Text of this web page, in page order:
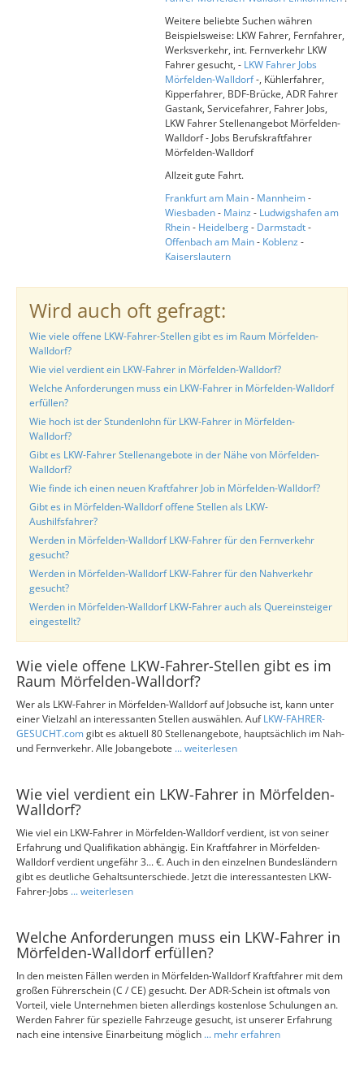
Weitere beliebte Suchen währen
Beispielsweise: LKW Fahrer, Fernfahrer,
Werksverkehr, int. Fernverkehr LKW
Fahrer gesucht, - LKW Fahrer Jobs
Mörfelden-Walldorf-, Kühlerfahrer,
Kipperfahrer, BDF-Brücke, ADR Fahrer
Gastank, Servicefahrer, Fahrer Jobs,
LKW Fahrer Stellenangebot Mörfelden-
Walldorf - Jobs Berufskraftfahrer
Mörfelden-Walldorf
Allzeit gute Fahrt.
Frankfurt am Main- Mannheim-
Wiesbaden- Mainz - Ludwigshafen am
Rhein- Heidelberg- Darmstadt-
Offenbach am Main- Koblenz -
Kaiserslautern
Wird auch oft gefragt:
Wie viele offene LKW-Fahrer-Stellen gibt es im Raum Mörfelden-
Walldorf?
Wie viel verdient ein LKW-Fahrer in Mörfelden-Walldorf?
Welche Anforderungen muss ein LKW-Fahrer in Mörfelden-Walldorf
erfüllen?
Wie hoch ist der Stundenlohn für LKW-Fahrer in Mörfelden-
Walldorf?
Gibt es LKW-Fahrer Stellenangebote in der Nähe von Mörfelden-
Walldorf?
Wie finde ich einen neuen Kraftfahrer Job in Mörfelden-Walldorf?
Gibt es in Mörfelden-Walldorf offene Stellen als LKW-
Aushilfsfahrer?
Werden in Mörfelden-Walldorf LKW-Fahrer für den Fernverkehr
gesucht?
Werden in Mörfelden-Walldorf LKW-Fahrer für den Nahverkehr
gesucht?
Werden in Mörfelden-Walldorf LKW-Fahrer auch als Quereinsteiger
eingestellt?
Wie viele offene LKW-Fahrer-Stellen gibt es im
Raum Mörfelden-Walldorf?
Wer als LKW-Fahrer in Mörfelden-Walldorf auf Jobsuche ist, kann unter
einer Vielzahl an interessanten Stellen auswählen. AufLKW-FAHRER-
GESUCHT.comgibt es aktuell 80 Stellenangebote, hauptsächlich im Nah-
und Fernverkehr. Alle Jobangebote ... weiterlesen
Wie viel verdient ein LKW-Fahrer in Mörfelden-
Walldorf?
Wie viel ein LKW-Fahrer in Mörfelden-Walldorf verdient, ist von seiner
Erfahrung und Qualifikation abhängig. Ein Kraftfahrer in Mörfelden-
Walldorf verdient ungefähr 3... €. Auch in den einzelnen Bundesländern
gibt es deutliche Gehaltsunterschiede. Jetzt die interessantesten LKW-
Fahrer-Jobs ... weiterlesen
Welche Anforderungen muss ein LKW-Fahrer in
Mörfelden-Walldorf erfüllen?
In den meisten Fällen werden in Mörfelden-Walldorf Kraftfahrer mit dem
großen Führerschein (C / CE) gesucht. Der ADR-Schein ist oftmals von
Vorteil, viele Unternehmen bieten allerdings kostenlose Schulungen an.
Werden Fahrer für spezielle Fahrzeuge gesucht, ist unserer Erfahrung
nach eine intensive Einarbeitung möglich ... mehr erfahren